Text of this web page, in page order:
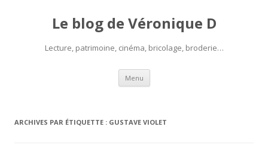
Le blog de Véronique D
Lecture, patrimoine, cinéma, bricolage, broderie…
Menu Aller
contenu
ARCHIVES PAR ÉTIQUETTE : GUSTAVE VIOLET